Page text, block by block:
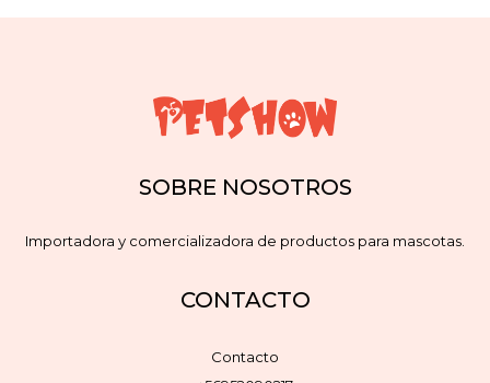
SOBRE NOSOTROS
Importadora y comercializadora de productos para mascotas.
CONTACTO
Contacto